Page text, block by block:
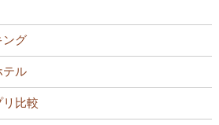
ング
テル
比較